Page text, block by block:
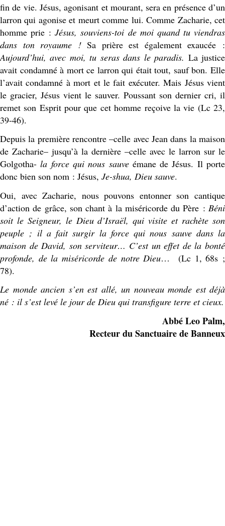
fin de vie. Jésus, agonisant et mourant, sera en présence d’un
larron qui agonise et meurt comme lui. Comme Zacharie, cet
homme prie :Jésus, souviens-toi de moi quand tu viendras
dans ton royaume !Sa prière est également exaucée :
Aujourd’hui, avec moi, tu seras dans le paradis. La justice
avait condamné à mort ce larron qui était tout, sauf bon. Elle
l’avait condamné à mort et le fait exécuter. Mais Jésus vient
le gracier, Jésus vient le sauver. Poussant son dernier cri, il
remet son Esprit pour que cet homme reçoive la vie (Lc 23,
39-46).
Depuis la première rencontre –celle avec Jean dans la maison
de Zacharie– jusqu’à la dernière –celle avec le larron sur le
Golgotha-la force qui nous sauveémane de Jésus. Il porte
donc bien son nom : Jésus, Je-shua, Dieu sauve.
Oui, avec Zacharie, nous pouvons entonner son cantique
d’action de grâce, son chant à la miséricorde du Père : Béni
soit le Seigneur, le Dieu d’Israël, qui visite et rachète son
peuple ; il a fait surgir la force qui nous sauve dans la
maison de David, son serviteur… C’est un effet de la bonté
profonde, de la miséricorde de notre Dieu… (Lc 1, 68s ;
78).
Le monde ancien s’en est allé, un nouveau monde est déjà
né : il s’est levé le jour de Dieu qui transfigure terre et cieux.
Abbé Leo Palm,
Recteur du Sanctuaire de Banneux